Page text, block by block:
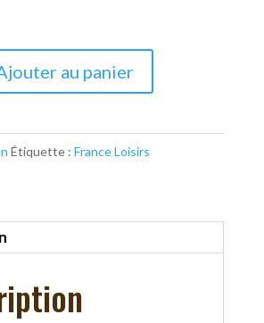
au panier
Étiquette : France Loisirs